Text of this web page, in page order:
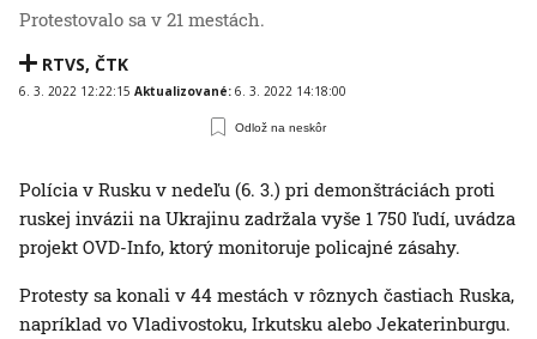
Protestovalo sa v 21 mestách.
RTVS, ČTK
6. 3. 2022 12:22:15 Aktualizované: 6. 3. 2022 14:18:00
Odlož na neskôr
Polícia v Rusku v nedeľu (6. 3.) pri demonštráciách proti
ruskej invázii na Ukrajinu zadržala vyše 1 750 ľudí, uvádza
projekt OVD-Info, ktorý monitoruje policajné zásahy.
Protesty sa konali v 44 mestách v rôznych častiach Ruska,
napríklad vo Vladivostoku, Irkutsku alebo Jekaterinburgu.